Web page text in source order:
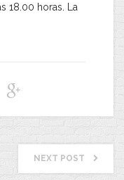
18.00 horas. La
NEXT POST